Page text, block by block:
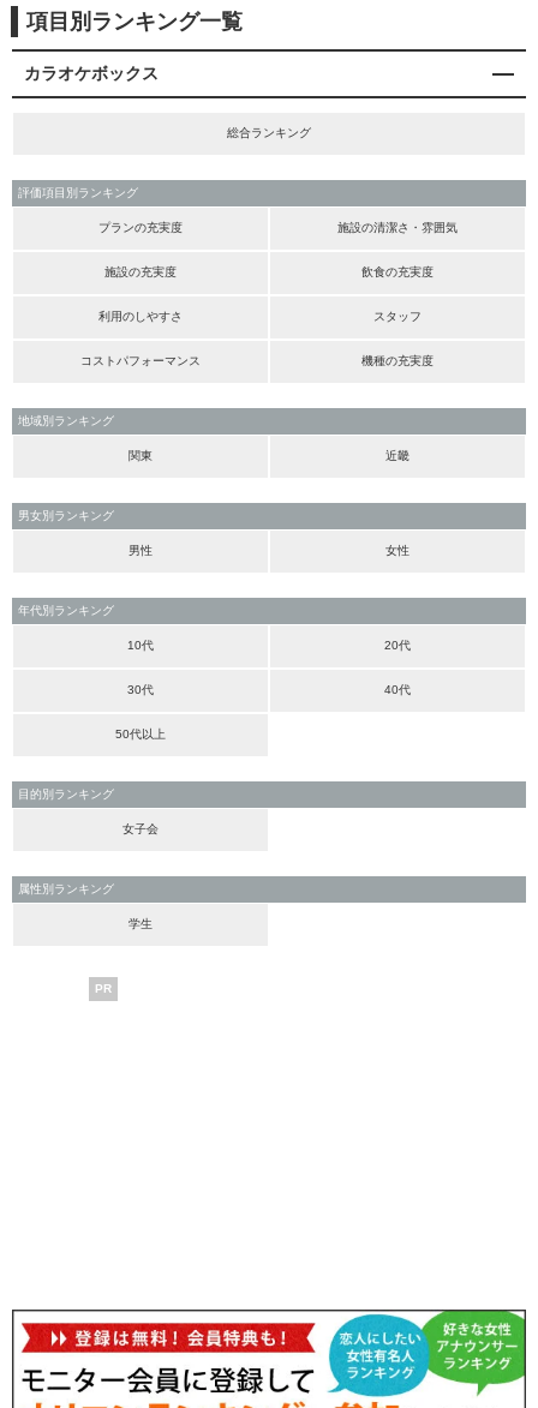
項目別ランキング一覧
カラオケボックス
総合ランキング
評価項目別ランキング
プランの充実度 施設の清潔さ・雰囲気
施設の充実度 飲食の充実度
利用のしやすさ スタッフ
コストパフォーマンス 機種の充実度
地域別ランキング
関東 近畿
男女別ランキング
男性 女性
年代別ランキング
10代 20代
30代 40代
50代以上
目的別ランキング
女子会
属性別ランキング
学生
PR